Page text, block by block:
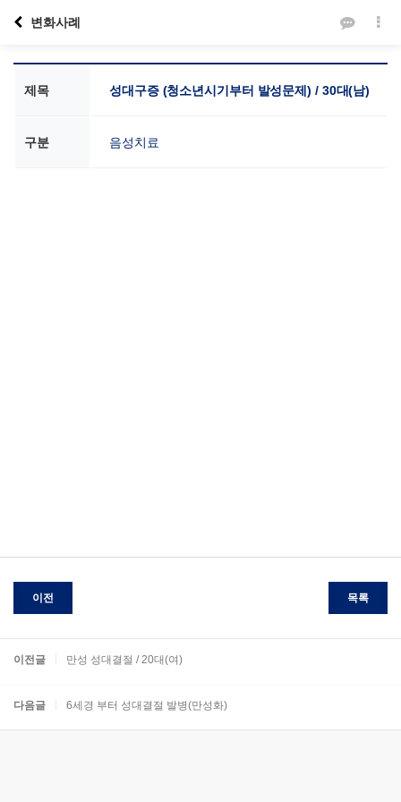
변화사례
제목 성대구증 (청소년시기부터 발성문제) / 30대(남)
구분 음성치료
이전 목록
이전글 만성 성대결절 / 20대(여)
다음글 6세경 부터 성대결절 발병(만성화)